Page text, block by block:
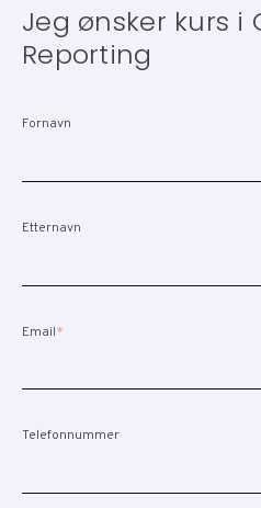
Jeg ønsker kurs i
Reporting
Fornavn
Etternavn
Email*
Telefonnummer